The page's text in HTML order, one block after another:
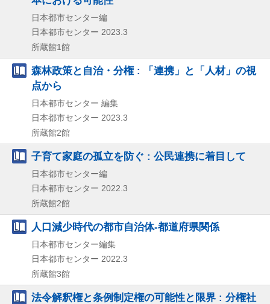
日本都市センター編
日本都市センター 2023.3
所蔵館1館
森林政策と自治・分権 : 「連携」と「人材」の視
点から
日本都市センター 編集
日本都市センター 2023.3
所蔵館2館
子育て家庭の孤立を防ぐ : 公民連携に着目して
日本都市センター編
日本都市センター 2022.3
所蔵館2館
人口減少時代の都市自治体-都道府県関係
日本都市センター編集
日本都市センター 2022.3
所蔵館3館
法令解釈権と条例制定権の可能性と限界 : 分権社